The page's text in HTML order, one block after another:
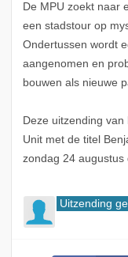
De MPU zoekt naar
een stadstour op
Ondertussen wordt
aangenomen en
bouwen als nieuwe
Deze uitzending
Unit met de titel
zondag 24 augustus
Uitzending